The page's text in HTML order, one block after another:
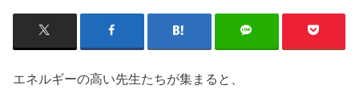
エネルギーの高い先生たちが集まると、